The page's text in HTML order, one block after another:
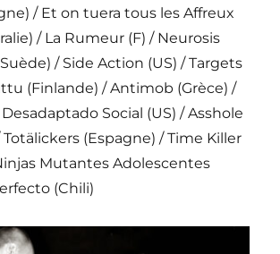
/ Et on tuera tous les Affreux
/ La Rumeur (F) / Neurosis
/ Side Action (US) / Targets
(Finlande) / Antimob (Grèce) /
Desadaptado Social (US) / Asshole
Totälickers (Espagne) / Time Killer
Mutantes Adolescentes
(Chili)